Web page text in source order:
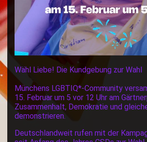
Wähl Liebe! Die Kundgebung zur Wahl
Münchens LGBTIQ*-Community
15. Februar um 5 vor 12 Uhr am
Zusammenhalt, Demokratie und
demonstrieren.
Deutschlandweit rufen mit der